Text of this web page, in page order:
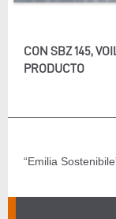
CON SBZ 145,
PRODUCTO
“Emilia